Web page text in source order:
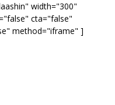
width="300"
cta="false"
method="iframe" ]